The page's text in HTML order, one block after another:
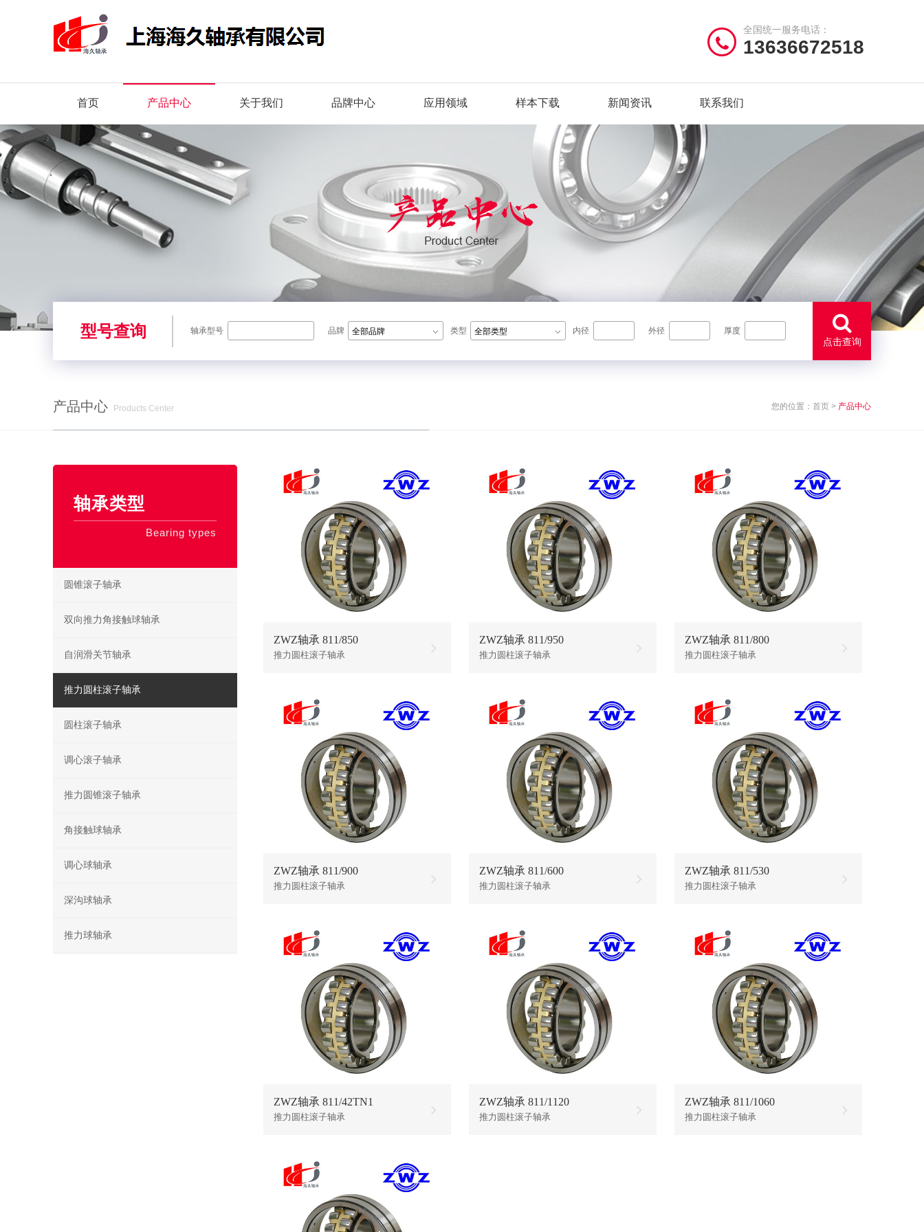
全国统一服务电话：
13636672518
首页 产品中心 关于我们 品牌中心 应用领域 样本下载 新闻资讯 联系我们
型号查询 轴承型号 品牌 全部品牌 类型 全部类型 内径 外径 厚度
点击查询
产品中心
Products Center
您的位置： 首页 > 产品中心
ZWZ轴承 811/850
推力圆柱滚子轴承
ZWZ轴承 811/950
推力圆柱滚子轴承
ZWZ轴承 811/800
推力圆柱滚子轴承
ZWZ轴承 811/900
推力圆柱滚子轴承
ZWZ轴承 811/600
推力圆柱滚子轴承
ZWZ轴承 811/530
推力圆柱滚子轴承
ZWZ轴承 811/42TN1
推力圆柱滚子轴承
ZWZ轴承 811/1120
推力圆柱滚子轴承
ZWZ轴承 811/1060
推力圆柱滚子轴承
轴承类型
Bearing types
圆锥滚子轴承
双向推力角接触球轴承
自润滑关节轴承
推力圆柱滚子轴承
圆柱滚子轴承
调心滚子轴承
推力圆锥滚子轴承
角接触球轴承
调心球轴承
深沟球轴承
推力球轴承